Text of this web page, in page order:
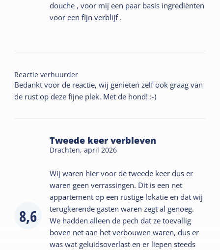
douche , voor mij een paar basis ingrediënten
voor een fijn verblijf .
Reactie verhuurder
Bedankt voor de reactie, wij genieten zelf ook graag van
de rust op deze fijne plek. Met de hond! :-)
8,6
Tweede keer verbleven
Drachten,april 2026
Wij waren hier voor de tweede keer dus er
waren geen verrassingen. Dit is een net
appartement op een rustige lokatie en dat wij
terugkerende gasten waren zegt al genoeg.
We hadden alleen de pech dat ze toevallig
boven net aan het verbouwen waren, dus er
was wat geluidsoverlast en er liepen steeds